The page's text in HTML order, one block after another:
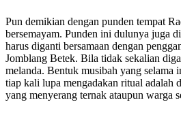
Pun demikian dengan punden tempat
bersemayam. Punden ini dulunya juga
harus diganti bersamaan dengan
Jomblang Betek. Bila tidak sekalian
melanda. Bentuk musibah yang selama
tiap kali lupa mengadakan ritual adalah
yang menyerang ternak ataupun warga